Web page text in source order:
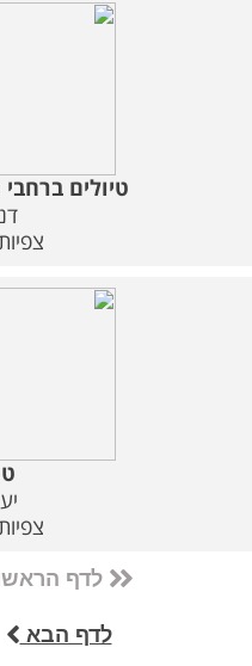
טיולים ברחבי הארץ
צפיות:
צפיות:
לדף
לדף הבא